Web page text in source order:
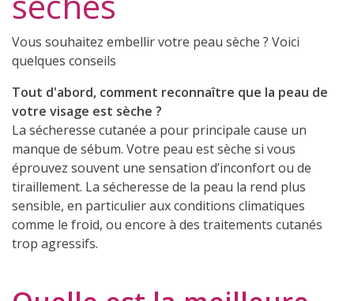
(6 avis)
Vous souhaitez embellir votre peau sèche ? Voici
quelques conseils
Tout d'abord, comment reconnaître que la peau de
votre visage est sèche ?
La sécheresse cutanée a pour principale cause un
manque de sébum. Votre peau est sèche si vous
éprouvez souvent une sensation d’inconfort ou de
tiraillement. La sécheresse de la peau la rend plus
sensible, en particulier aux conditions climatiques
comme le froid, ou encore à des traitements cutanés
trop agressifs.